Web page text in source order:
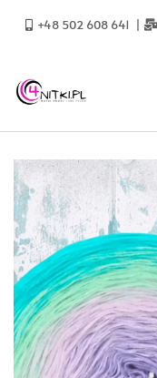
+48 502 608 641